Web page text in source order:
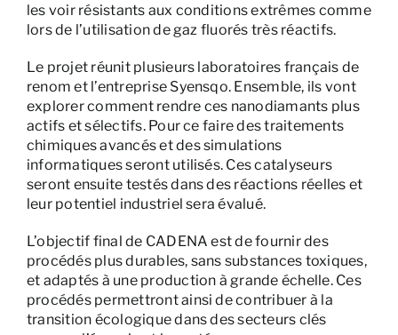
les voir résistants aux conditions extrêmes comme
lors de l’utilisation de gaz fluorés très réactifs.
Le projet réunit plusieurs laboratoires français de
renom et l’entreprise Syensqo. Ensemble, ils vont
explorer comment rendre ces nanodiamants plus
actifs et sélectifs. Pour ce faire des traitements
chimiques avancés et des simulations
informatiques seront utilisés. Ces catalyseurs
seront ensuite testés dans des réactions réelles et
leur potentiel industriel sera évalué.
L’objectif final de CADENA est de fournir des
procédés plus durables, sans substances toxiques,
et adaptés à une production à grande échelle. Ces
procédés permettront ainsi de contribuer à la
transition écologique dans des secteurs clés